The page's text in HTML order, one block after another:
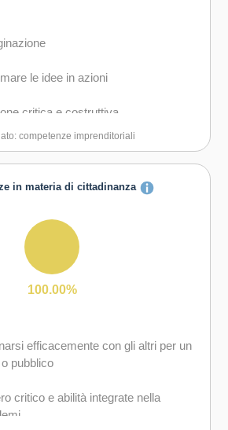
le idee in azioni
critica e costruttiva
autonoma
e negoziare efficacemente con
competenze imprenditoriali
in materia di cittadinanza
100.00%
efficacemente con gli altri per un
pubblico
critico e abilità integrate nella